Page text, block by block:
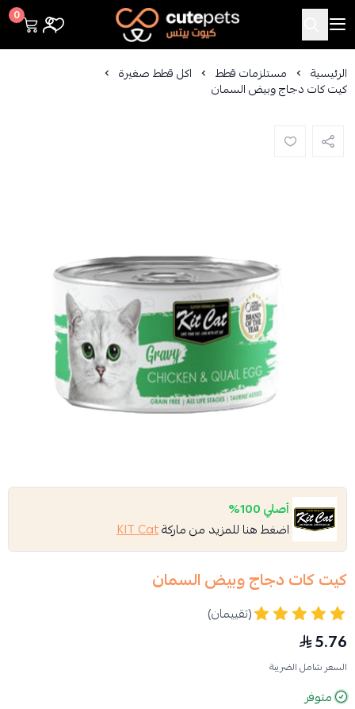
Cutepets
0
الرئيسية مستلزمات قطط اكل قطط صغيرة
كيت كات دجاج وبيض السمان
أصلي 100%
اضغط هنا للمزيد من ماركةKIT Cat
كيت كات دجاج وبيض السمان
(تقييمان)
5.76
السعر شامل الضريبة
متوفر